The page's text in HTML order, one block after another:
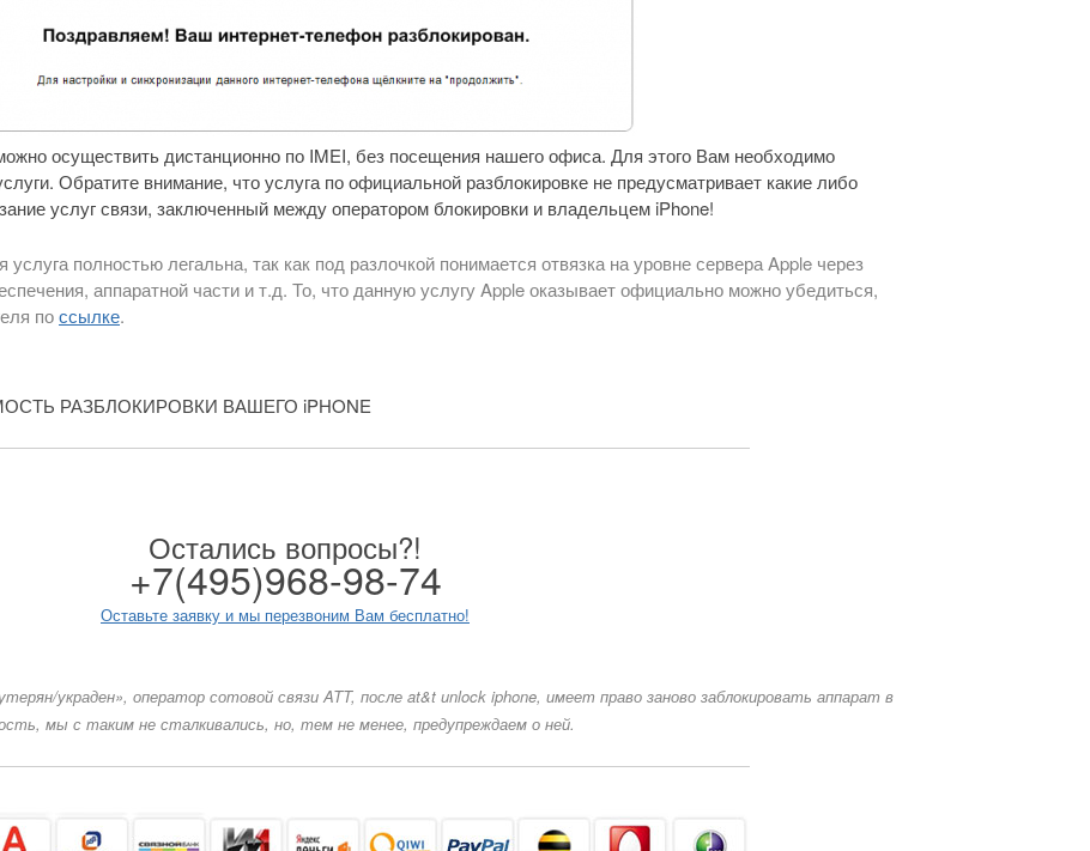
осуществить дистанционно по IMEI, без посещения нашего офиса. Для этого Вам необходимо
Обратите внимание, что услуга по официальной разблокировке не предусматривает какие либо
услуг связи, заключенный между оператором блокировки и владельцем iPhone!
полностью легальна, так как под разлочкой понимается отвязка на уровне сервера Apple через
аппаратной части и т.д. То, что данную услугу Apple оказывает официально можно убедиться,
поссылке.
РАЗБЛОКИРОВКИ ВАШЕГО iPHONE
Остались вопросы?!
+7(495)968-98-74
Оставьте заявку и мы перезвоним Вам бесплатно!
украден», оператор сотовой связи ATT, после at&t unlock iphone, имеет право заново заблокировать аппарат в
мы с таким не сталкивались, но, тем не менее, предупреждаем о ней.